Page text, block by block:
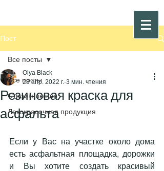
Пост
Все посты
Строительство
Лакокрасочная продукция
Все посты
Резиновая краска для
асфальта
Olya Black
28 апр. 2022 г. 3 мин. чтения
Если у Вас на участке около дома
есть асфальтная площадка, дорожки
и Вы хотите создать красивый